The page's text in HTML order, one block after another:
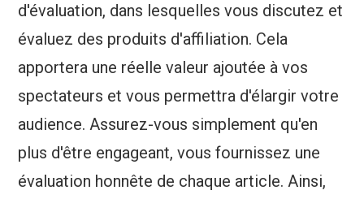
d'évaluation, dans lesquelles vous discutez et
évaluez des produits d'affiliation. Cela
apportera une réelle valeur ajoutée à vos
spectateurs et vous permettra d'élargir votre
audience. Assurez-vous simplement qu'en
plus d'être engageant, vous fournissez une
évaluation honnête de chaque article. Ainsi,